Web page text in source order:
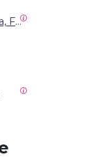
Faroese, Vodafone, Nova, Fjarskipti VF, Siminn (Landssíminn) Iceland